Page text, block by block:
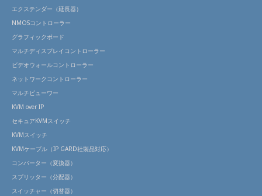
エクステンダー（延長器）
NMOSコントローラー
グラフィックボード
マルチディスプレイコントローラー
ビデオウォールコントローラー
ネットワークコントローラー
マルチビューワー
KVM over IP
セキュアKVMスイッチ
KVMスイッチ
KVMケーブル（IP GARD社製品対応）
コンバーター（変換器）
スプリッター（分配器）
スイッチャー（切替器）